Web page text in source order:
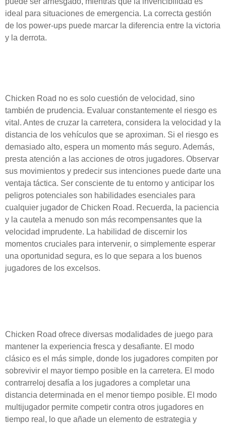
ideal para situaciones de emergencia. La correcta gestión
de los power-ups puede marcar la diferencia entre la victoria
y la derrota.
Chicken Road no es solo cuestión de velocidad, sino
también de prudencia. Evaluar constantemente el riesgo es
vital. Antes de cruzar la carretera, considera la velocidad y la
distancia de los vehículos que se aproximan. Si el riesgo es
demasiado alto, espera un momento más seguro. Además,
presta atención a las acciones de otros jugadores. Observar
sus movimientos y predecir sus intenciones puede darte una
ventaja táctica. Ser consciente de tu entorno y anticipar los
peligros potenciales son habilidades esenciales para
cualquier jugador de Chicken Road. Recuerda, la paciencia
y la cautela a menudo son más recompensantes que la
velocidad imprudente. La habilidad de discernir los
momentos cruciales para intervenir, o simplemente esperar
una oportunidad segura, es lo que separa a los buenos
jugadores de los excelsos.
Chicken Road ofrece diversas modalidades de juego para
mantener la experiencia fresca y desafiante. El modo
clásico es el más simple, donde los jugadores compiten por
sobrevivir el mayor tiempo posible en la carretera. El modo
contrarreloj desafía a los jugadores a completar una
distancia determinada en el menor tiempo posible. El modo
multijugador permite competir contra otros jugadores en
tiempo real, lo que añade un elemento de estrategia y